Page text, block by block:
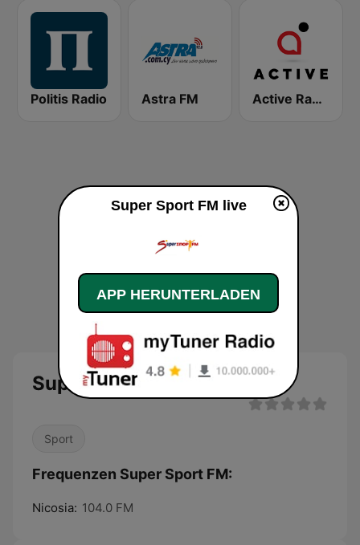
Politis Radio Astra FM Active Radio
Super Sport FM
Sport
Frequenzen Super Sport FM:
Nicosia: 104.0 FM
Super Sport FM live
APP HERUNTERLADEN